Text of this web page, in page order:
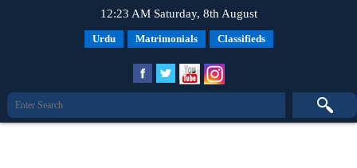
12:23 AM Saturday, 8th August
Urdu Matrimonials Classifieds